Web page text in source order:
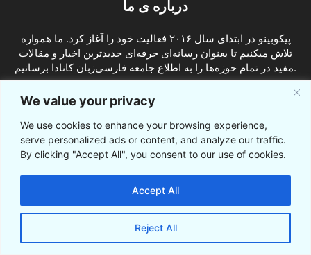
We value your privacy
We use cookies to enhance your browsing experience,
serve personalized ads or content, and analyze our traffic.
By clicking "Accept All", you consent to our use of cookies.
Reject All
Accept All
درباره ی ما
پیکوبینو در ابتدای سال ۲۰۱۶ فعالیت خود را آغاز کرد. ما همواره
تلاش میکنیم تا بعنوان رسانه‌ای حرفه‌ای جدیدترین اخبار و مقالات
مفید در تمام حوزه‌ها را به اطلاع جامعه فارسی‌زبان کانادا برسانیم.
ما را دنبال کنید
© © پیکوبینو اخبار کانادا به فارسی 2021-2016